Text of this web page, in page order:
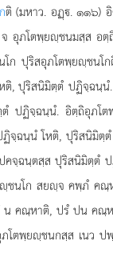
ติ (มหาว. อฏฺ. ๑๑๖)
อุภโตพฺยฺชนมสฺส อตฺ
ก ปุริสอุภโตพฺยฺชนโ
, ปุริสนิมิตฺตํ ปฏิจฺฉนฺ
ปฏิจฺฉนฺนํ. อิตฺถิอุภโ
จฺฉนฺนํ โหติ, ปุริสนิมิตฺ
จฺฉนฺตสฺส ปุริสนิมิตฺตํ
ชนโก สยฺจ คพฺภํ ค
คณฺหาติ, ปรํ ปน คณฺห
โตพฺยฺชนกสฺส เนว